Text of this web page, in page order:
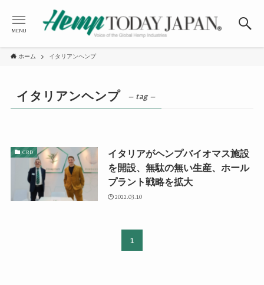
MENU
ホーム イタリアンヘンプ
イタリアンヘンプ – tag –
CBD
イタリアがヘンプバイオマス施設
を開設、無駄の無い生産、ホール
プラント戦略を拡大
2022.03.10
1